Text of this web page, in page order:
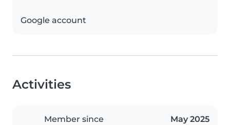
Google account
Activities
Member since May 2025